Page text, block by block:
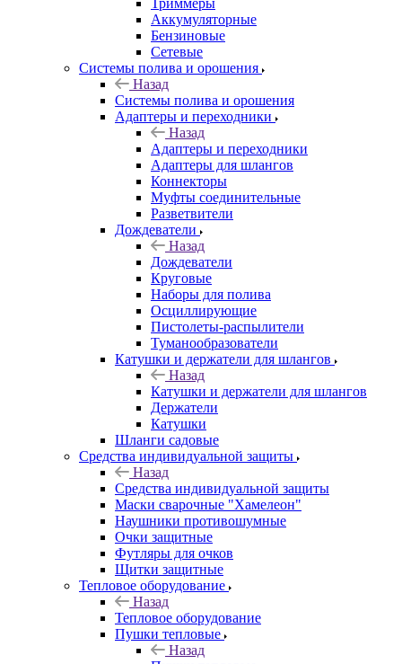
Триммеры
Аккумуляторные
Бензиновые
Сетевые
Системы полива и орошения
Назад
Системы полива и орошения
Адаптеры и переходники
Назад
Адаптеры и переходники
Адаптеры для шлангов
Коннекторы
Муфты соединительные
Разветвители
Дождеватели
Назад
Дождеватели
Круговые
Наборы для полива
Осциллирующие
Пистолеты-распылители
Туманообразователи
Катушки и держатели для шлангов
Назад
Катушки и держатели для шлангов
Держатели
Катушки
Шланги садовые
Средства индивидуальной защиты
Назад
Средства индивидуальной защиты
Маски сварочные "Хамелеон"
Наушники противошумные
Очки защитные
Футляры для очков
Щитки защитные
Тепловое оборудование
Назад
Тепловое оборудование
Пушки тепловые
Назад